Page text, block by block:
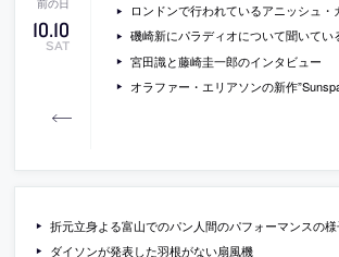
10.10
SAT
ロンドンで行われているアニッシュ
磯崎新にパラディオについて聞いてい
宮田識と藤崎圭一郎のインタビュー
オラファー・エリアソンの新作
折元立身よる富山でのパン人間のパフォーマンスの
ダイソンが発表した羽根がない扇風機